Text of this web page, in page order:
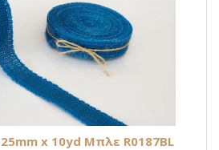
x 10yd Μπλε R0187BL